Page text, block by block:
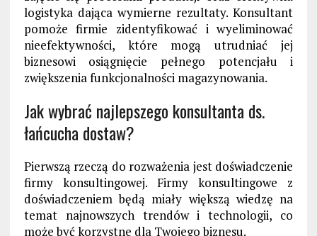
logistyka dająca wymierne rezultaty. Konsultant
pomoże firmie zidentyfikować i wyeliminować
nieefektywności, które mogą utrudniać jej
biznesowi osiągnięcie pełnego potencjału i
zwiększenia funkcjonalności magazynowania.
Jak wybrać najlepszego konsultanta ds.
łańcucha dostaw?
Pierwszą rzeczą do rozważenia jest doświadczenie
firmy konsultingowej. Firmy konsultingowe z
doświadczeniem będą miały większą wiedzę na
temat najnowszych trendów i technologii, co
może być korzystne dla Twojego biznesu.